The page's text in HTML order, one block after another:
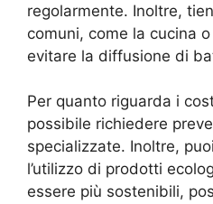
regolarmente. Inoltre,
comuni, come la cucina
evitare la diffusione di
Per quanto riguarda i
possibile richiedere
specializzate. Inoltre,
l’utilizzo di prodotti
essere più sostenibili,